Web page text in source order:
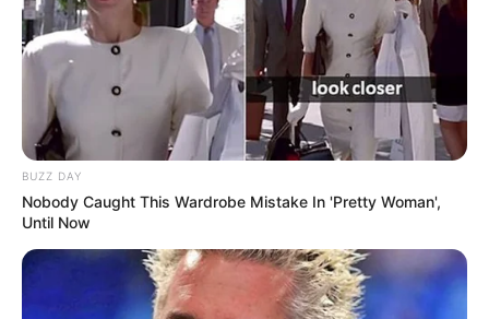
BUZZ DAY
Nobody Caught This Wardrobe Mistake In 'Pretty Woman',
Until Now